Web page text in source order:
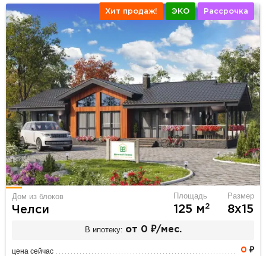
Хит продаж! ЭКО Рассрочка
Дом из блоков
Челси
Площадь
125 м2
Размер
8х15
В ипотеку: от 0 ₽/мес.
цена сейчас 0 ₽